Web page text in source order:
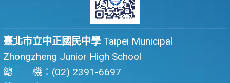
臺北市立中正國民中學 Taipei Municipal
Zhongzheng Junior High School
總 機：(02) 2391-6697